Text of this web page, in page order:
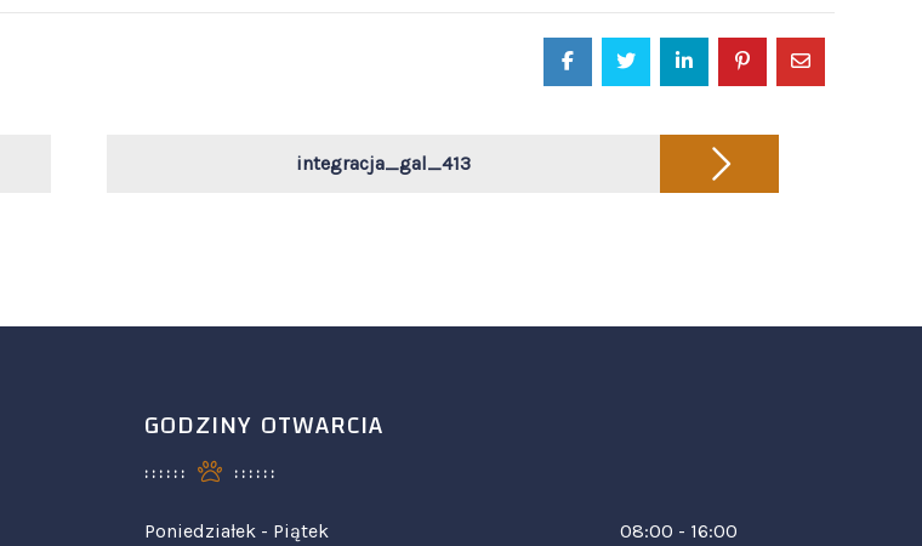
integracja_gal_413
GODZINY OTWARCIA
Poniedziałek - Piątek 08:00 - 16:00